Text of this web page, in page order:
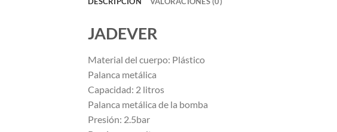
JADEVER
Material del cuerpo: Plástico
Palanca metálica
Capacidad: 2 litros
Palanca metálica de la bomba
Presión: 2.5bar